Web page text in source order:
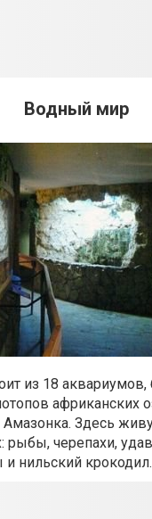
Водный мир
из 18 аквариумов,
африканских
Амазонка. Здесь
черепахи,
нильский крокодил.